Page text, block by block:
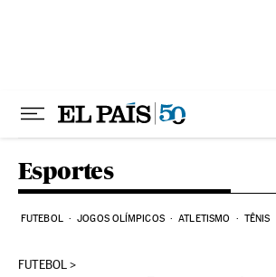
Esportes
FUTEBOL JOGOS OLÍMPICOS ATLETISMO TÊNIS
FUTEBOL